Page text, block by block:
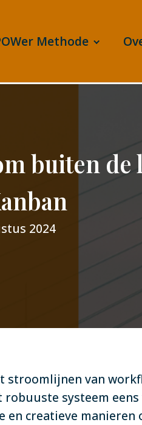
Methode
buiten de
2024
stroomlijnen van
systeem
creatieve manieren